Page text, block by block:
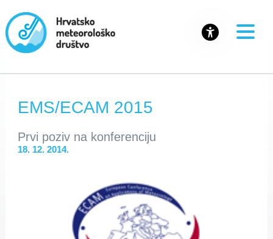
EMS/ECAM 2015
Prvi poziv na konferenciju
18. 12. 2014.